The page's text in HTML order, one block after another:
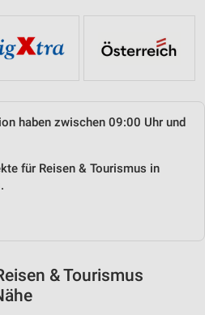
haben zwischen 09:00 Uhr und
für Reisen & Tourismus in
& Tourismus